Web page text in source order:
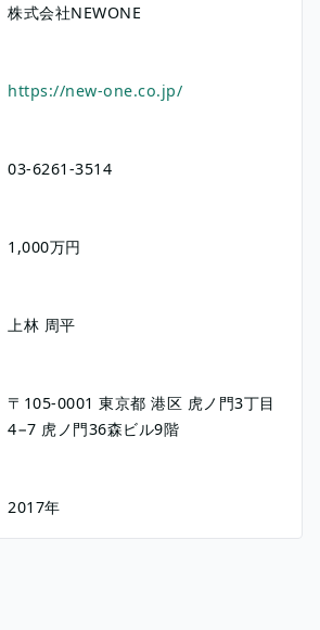
株式会社NEWONE
https://new-one.co.jp/
03-6261-3514
1,000万円
上林 周平
〒105-0001東京都港区 虎ノ門3丁目
4−7 虎ノ門36森ビル9階
2017年